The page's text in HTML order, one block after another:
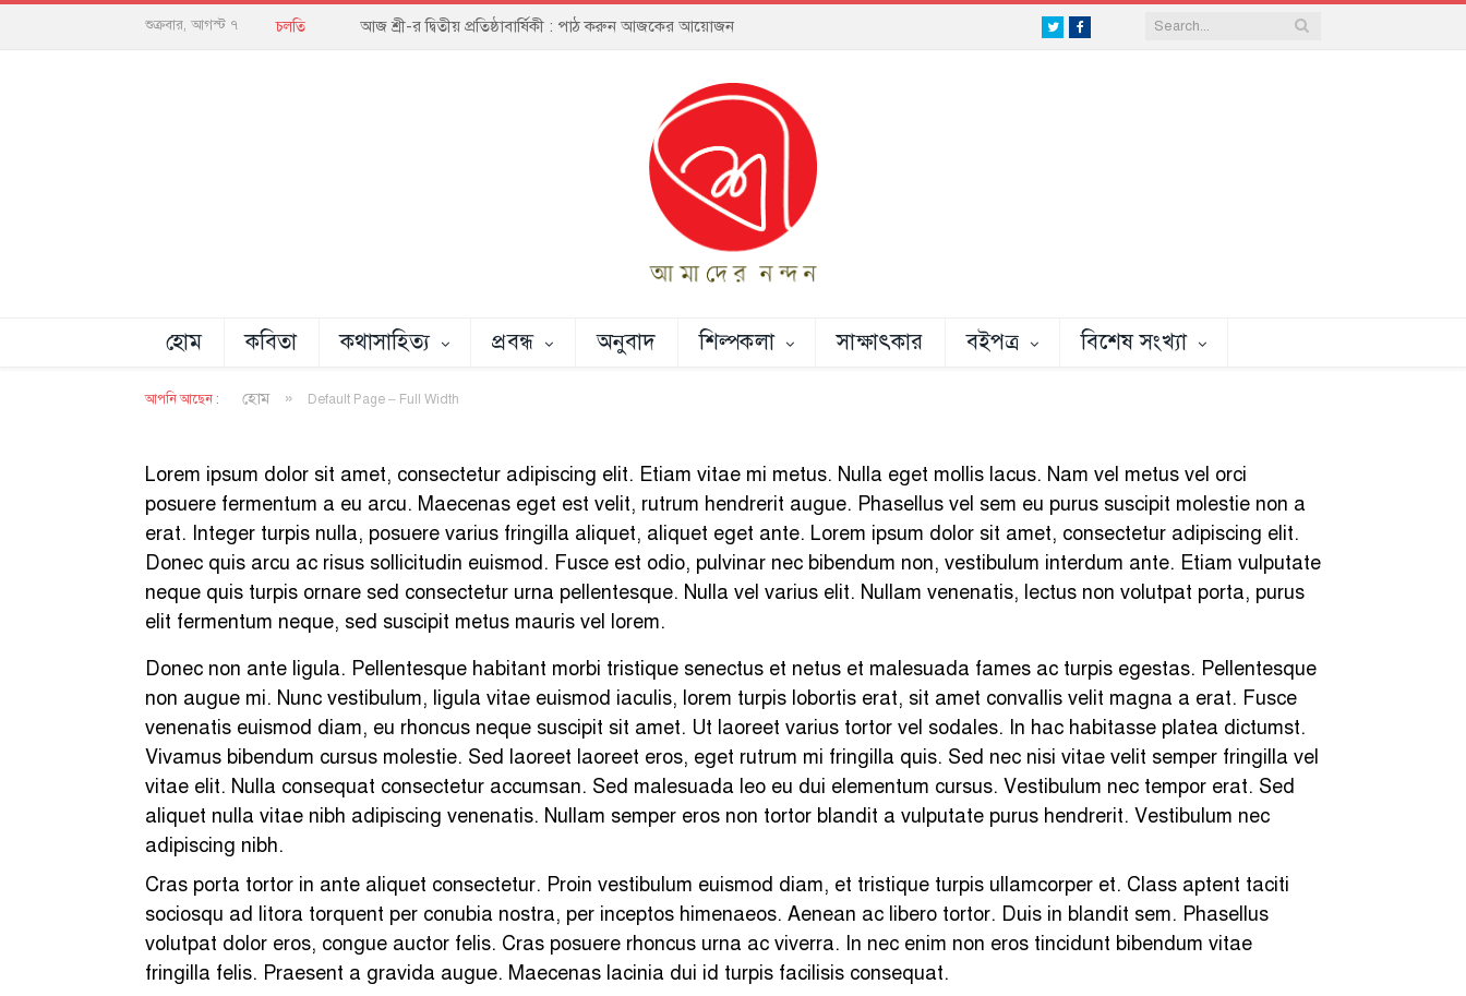
শুক্রবার, আগস্ট ৭ চলতি আজ শ্রী-র দ্বিতীয় প্রতিষ্ঠাবার্ষিকী : পাঠ করুন আজকের আয়োজন TwitterFacebook
হোম কবিতা কথাসাহিত্য প্রবন্ধ অনুবাদ শিল্পকলা সাক্ষাৎকার বইপত্র বিশেষ সংখ্যা
আপনি আছেন : হোম » Default Page – Full Width
Lorem ipsum dolor sit amet, consectetur adipiscing elit. Etiam vitae mi metus. Nulla eget mollis lacus. Nam vel metus vel orci
posuere fermentum a eu arcu. Maecenas eget est velit, rutrum hendrerit augue. Phasellus vel sem eu purus suscipit molestie non a
erat. Integer turpis nulla, posuere varius fringilla aliquet, aliquet eget ante. Lorem ipsum dolor sit amet, consectetur adipiscing elit.
Donec quis arcu ac risus sollicitudin euismod. Fusce est odio, pulvinar nec bibendum non, vestibulum interdum ante. Etiam vulputate
neque quis turpis ornare sed consectetur urna pellentesque. Nulla vel varius elit. Nullam venenatis, lectus non volutpat porta, purus
elit fermentum neque, sed suscipit metus mauris vel lorem.
Donec non ante ligula. Pellentesque habitant morbi tristique senectus et netus et malesuada fames ac turpis egestas. Pellentesque
non augue mi. Nunc vestibulum, ligula vitae euismod iaculis, lorem turpis lobortis erat, sit amet convallis velit magna a erat. Fusce
venenatis euismod diam, eu rhoncus neque suscipit sit amet. Ut laoreet varius tortor vel sodales. In hac habitasse platea dictumst.
Vivamus bibendum cursus molestie. Sed laoreet laoreet eros, eget rutrum mi fringilla quis. Sed nec nisi vitae velit semper fringilla vel
vitae elit. Nulla consequat consectetur accumsan. Sed malesuada leo eu dui elementum cursus. Vestibulum nec tempor erat. Sed
aliquet nulla vitae nibh adipiscing venenatis. Nullam semper eros non tortor blandit a vulputate purus hendrerit. Vestibulum nec
adipiscing nibh.
Cras porta tortor in ante aliquet consectetur. Proin vestibulum euismod diam, et tristique turpis ullamcorper et. Class aptent taciti
sociosqu ad litora torquent per conubia nostra, per inceptos himenaeos. Aenean ac libero tortor. Duis in blandit sem. Phasellus
volutpat dolor eros, congue auctor felis. Cras posuere rhoncus urna ac viverra. In nec enim non eros tincidunt bibendum vitae
fringilla felis. Praesent a gravida augue. Maecenas lacinia dui id turpis facilisis consequat.